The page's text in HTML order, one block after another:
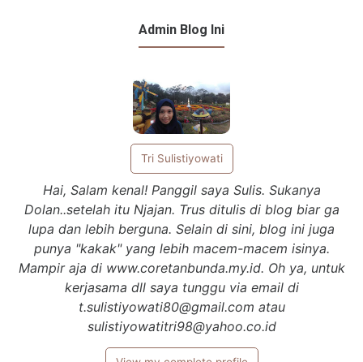
Admin Blog Ini
Tri Sulistiyowati
Hai, Salam kenal! Panggil saya Sulis. Sukanya
Dolan..setelah itu Njajan. Trus ditulis di blog biar ga
lupa dan lebih berguna. Selain di sini, blog ini juga
punya "kakak" yang lebih macem-macem isinya.
Mampir aja di www.coretanbunda.my.id. Oh ya, untuk
kerjasama dll saya tunggu via email di
t.sulistiyowati80@gmail.com atau
sulistiyowatitri98@yahoo.co.id